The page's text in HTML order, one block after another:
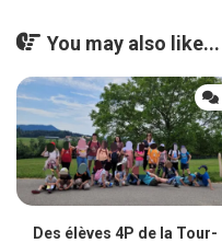
You may also like...
Des élèves 4P de la Tour-